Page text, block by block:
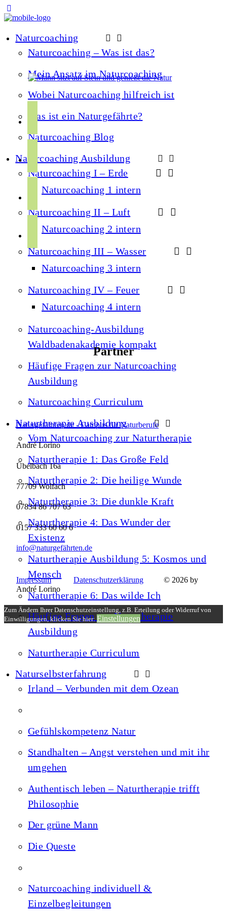
Naturcoaching
Naturcoaching – Was ist das?
Mein Ansatz im Naturcoaching
Wobei Naturcoaching hilfreich ist
Was ist ein Naturgefährte?
Naturcoaching Blog
Naturcoaching Ausbildung
Naturcoaching I – Erde
Naturcoaching 1 intern
Naturcoaching II – Luft
Naturcoaching 2 intern
Naturcoaching III – Wasser
Naturcoaching 3 intern
Naturcoaching IV – Feuer
Naturcoaching 4 intern
Naturcoaching-Ausbildung
Waldbadenakademie kompakt
Häufige Fragen zur Naturcoaching
Ausbildung
Naturcoaching Curriculum
Naturtherapie Ausbildung
Vom Naturcoaching zur Naturtherapie
Naturtherapie 1: Das Große Feld
Naturtherapie 2: Die heilige Wunde
Naturtherapie 3: Die dunkle Kraft
Naturtherapie 4: Das Wunder der
Existenz
Naturtherapie Ausbildung 5: Kosmos und
Mensch
Naturtherapie 6: Das wilde Ich
Häufige Fragen zur Naturtherapie
Ausbildung
Naturtherapie Curriculum
Naturselbsterfahrung
Irland – Verbunden mit dem Ozean
Gefühlskompetenz Natur
Standhalten – Angst verstehen und mit ihr
umgehen
Authentisch leben – Naturtherapie trifft
Philosophie
Der grüne Mann
Die Queste
Naturcoaching individuell &
Einzelbegleitungen
c
b
o
k
n
s
g
a
u
b
o
f
Partner
Naturgefährten.de - Campus für Naturberufe
André Lorino
Übelbach 16a
77709 Wolfach
07834 86 707 63
0157 333 60 60 6
info@naturgefährten.de
Impressum Datenschutzerklärung © 2026 by
André Lorino
Zum Ändern Ihrer Datenschutzeinstellung, z.B. Erteilung oder Widerruf von
Einwilligungen, klicken Sie hier:Einstellungen